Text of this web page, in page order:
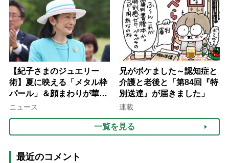
て現在は？
【紀子さまのジュエリー
術】夏に映える「メタル枠
パール」＆顔まわりが華や
ぐ「揺れる一粒」の使い分
ニュース
兄がボケました～認知症と
介護と老後と「第84回『特
別送達』が届きました」
連載
一覧を見る
最近のコメント